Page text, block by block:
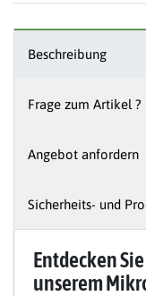
Beschreibung
Frage zum Artikel ?
Angebot anfordern
Sicherheits- und
Entdecken
unserem